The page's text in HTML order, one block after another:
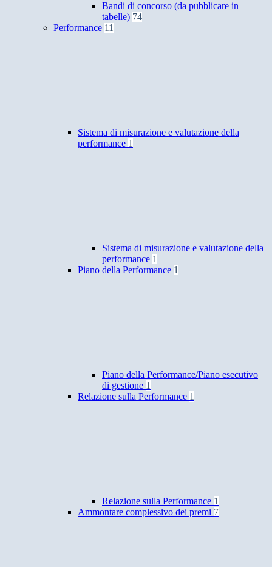
Bandi di concorso (da pubblicare in
tabelle) 74
Performance 11
Sistema di misurazione e valutazione della
performance 1
Sistema di misurazione e valutazione della
performance 1
Piano della Performance 1
Piano della Performance/Piano esecutivo
di gestione 1
Relazione sulla Performance 1
Relazione sulla Performance 1
Ammontare complessivo dei premi 7